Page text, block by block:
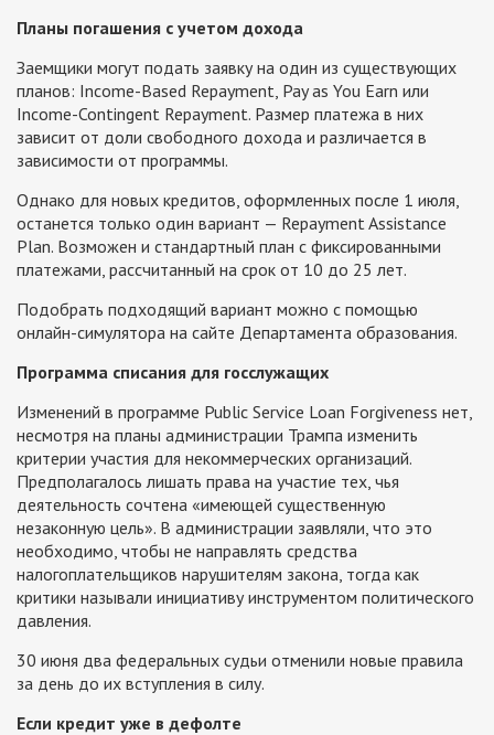
Планы погашения с учетом дохода
Заемщики могут подать заявку на один из существующих
планов: Income-Based Repayment, Pay as You Earn или
Income-Contingent Repayment. Размер платежа в них
зависит от доли свободного дохода и различается в
зависимости от программы.
Однако для новых кредитов, оформленных после 1 июля,
останется только один вариант — Repayment Assistance
Plan. Возможен и стандартный план с фиксированными
платежами, рассчитанный на срок от 10 до 25 лет.
Подобрать подходящий вариант можно с помощью
онлайн-симулятора на сайте Департамента образования.
Программа списания для госслужащих
Изменений в программе Public Service Loan Forgiveness нет,
несмотря на планы администрации Трампа изменить
критерии участия для некоммерческих организаций.
Предполагалось лишать права на участие тех, чья
деятельность сочтена «имеющей существенную
незаконную цель». В администрации заявляли, что это
необходимо, чтобы не направлять средства
налогоплательщиков нарушителям закона, тогда как
критики называли инициативу инструментом политического
давления.
30 июня два федеральных судьи отменили новые правила
за день до их вступления в силу.
Если кредит уже в дефолте